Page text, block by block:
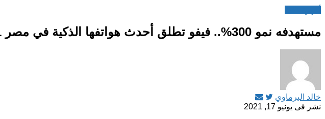
مستهدفه نمو 300%.. فيفو تطلق أحدث هواتفها الذكية في مصر V21 وV21e
خالد البرماوي
نشر فى يونيو 17, 2021